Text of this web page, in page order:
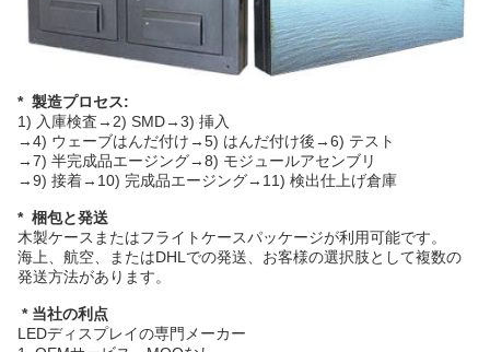
* 製造プロセス:
1) 入庫検査→2) SMD→3) 挿入
→4) ウェーブはんだ付け→5) はんだ付け後→6) テスト
→7) 半完成品エージング→8) モジュールアセンブリ
→9) 接着→10) 完成品エージング→11) 検出仕上げ倉庫
* 梱包と発送
木製ケースまたはフライトケースパッケージが利用可能です。
海上、航空、またはDHLでの発送、お客様の選択肢として複数の
発送方法があります。
* 当社の利点
LEDディスプレイの専門メーカー